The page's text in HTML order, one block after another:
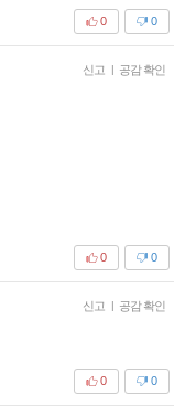
0
0
신고 | 공감 확인
0
0
신고 | 공감 확인
0
0